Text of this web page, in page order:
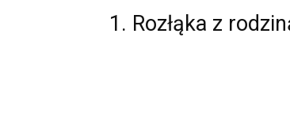
1. Rozłąka z